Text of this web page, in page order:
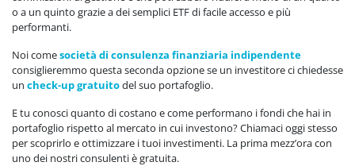
o a un quinto grazie a dei semplici ETF di facile accesso e più
performanti.
Noi comesocietà di consulenza finanziaria indipendente
consiglieremmo questa seconda opzione se un investitore ci chiedesse
un check-up gratuitodel suo portafoglio.
E tu conosci quanto di costano e come performano i fondi che hai in
portafoglio rispetto al mercato in cui investono? Chiamaci oggi stesso
per scoprirlo e ottimizzare i tuoi investimenti. La prima mezz’ora con
uno dei nostri consulenti è gratuita.